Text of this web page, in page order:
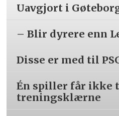
Uavgjort i
– Blir dyrere enn
Disse er med til
Én spiller får ikke
treningsklærne